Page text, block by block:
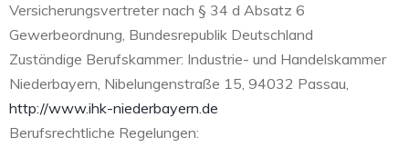
Versicherungsvertreter nach § 34 d Absatz 6
Gewerbeordnung, Bundesrepublik Deutschland
Zuständige Berufskammer: Industrie- und Handelskammer
Niederbayern, Nibelungenstraße 15, 94032 Passau,
http://www.ihk-niederbayern.de
Berufsrechtliche Regelungen: